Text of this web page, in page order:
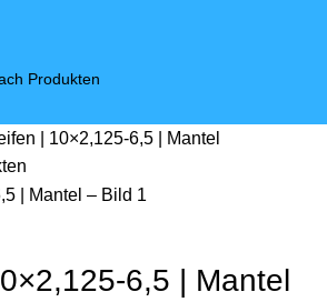
| 10×2,125-6,5 | Mantel
6,5 | Mantel